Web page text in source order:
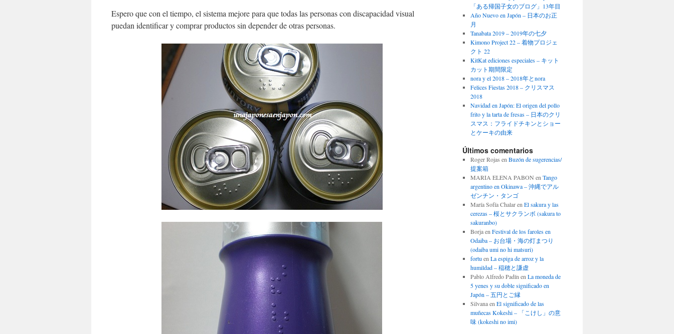
Espero que con el tiempo, el sistema mejore para que todas las personas con discapacidad visual
puedan identificar y comprar productos sin depender de otras personas.
「ある帰国子女のブログ」13年目
Año Nuevo en Japón – 日本のお正
月
Tanabata 2019 – 2019年の七夕
Kimono Project 22 – 着物プロジェ
クト 22
KitKat ediciones especiales – キット
カット期間限定
nora y el 2018 – 2018年とnora
Felices Fiestas 2018 – クリスマス
2018
Navidad en Japón: El origen del pollo
frito y la tarta de fresas – 日本のクリ
スマス：フライドチキンとショー
とケーキの由来
Últimos comentarios
Roger Rojas en Buzón de sugerencias/
提案箱
MARIA ELENA PABON en Tango
argentino en Okinawa – 沖縄でアル
ゼンチン・タンゴ
María Sofía Chalaren El sakura y las
cerezas – 桜とサクランボ (sakura to
sakuranbo)
Borjaen Festival de los faroles en
Odaiba – お台場・海の灯まつり
(odaiba umi no hi matsuri)
fortu en La espiga de arroz y la
humildad – 稲穂と謙虚
Pablo Alfredo Padín en La moneda de
5 yenes y su doble significado en
Japón – 五円とご縁
Silvanaen El significado de las
muñecas Kokeshi – 「こけし」の意
味 (kokeshi no imi)